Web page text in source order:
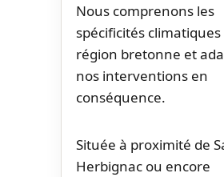
Nous comprenons les
spécificités
région bretonne et
nos interventions en
conséquence.
Située à proximité de
Herbignac ou encore